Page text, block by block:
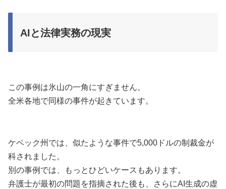
AIと法律実務の現実
この事例は氷山の一角にすぎません。
全米各地で同様の事件が起きています。
ケベック州では、似たような事件で5,000ドルの制裁金が
科されました。
別の事例では、もっとひどいケースもあります。
弁護士が最初の問題を指摘された後も、さらにAI生成の虚